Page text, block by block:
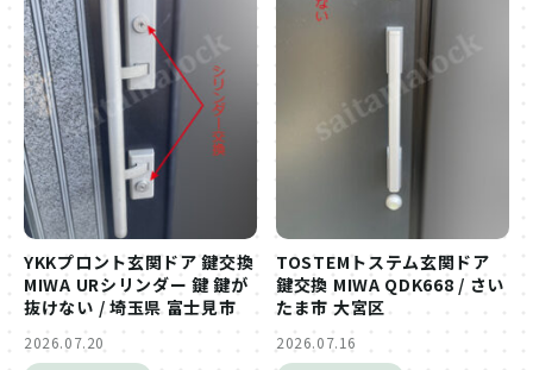
YKKプロント玄関ドア 鍵交換
MIWA URシリンダー 鍵 鍵が
抜けない / 埼玉県 富士見市
2026.07.20
TOSTEMトステム玄関ドア
鍵交換 MIWA QDK668 / さい
たま市 大宮区
2026.07.16